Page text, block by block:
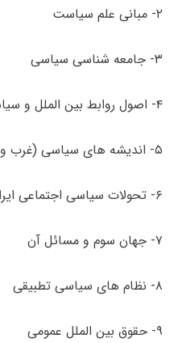
۲- مبانی علم سیاست
۳- جامعه شناسی سیاسی
۴- اصول روابط بین­ الملل و سیاست خارجی
۵- اندیشه­ های سیاسی (غرب و اسلام)
۶- تحولات سیاسی اجتماعی ایران (از مشروطیت تا کنون)
۷- جهان سوم و مسائل آن
۸- نظام­ های سیاسی تطبیقی
۹- حقوق بین­ الملل عمومی